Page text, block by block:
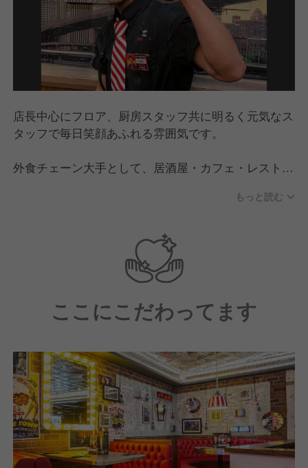
店長中心にフロア、厨房スタッフ共に明るく元気なス
タッフで毎日笑顔あふれる雰囲気です。
外食チェーン大手として、居酒屋・カフェ・レストラ
展開するワタミ。最近ではワタミの宅食や農業事業な
教育、チャレンジを賞賛する社風、多彩なキャリアパ
ス、充実した報酬とすべてが揃っている環境も魅力で
"ワタミ"でしか歩めない人生がここにはあります。あ
なたもなりたい自分になってみませんか？
もっと読む
ここにこだわってます